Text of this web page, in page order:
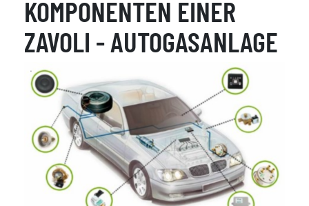
KOMPONENTEN EINER
ZAVOLI - AUTOGASANLAGE